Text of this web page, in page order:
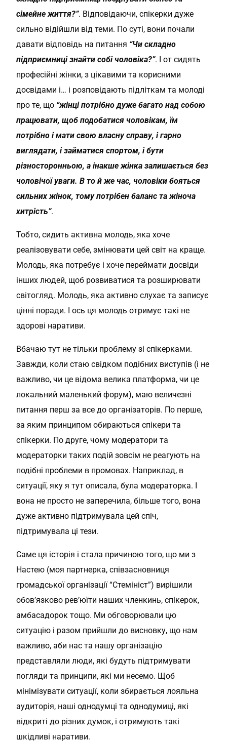
сімейне життя?”. Відповідаючи, спікерки дуже
сильно відійшли від теми. По суті, вони почали
давати відповідь на питання “Чи складно
підприємниці знайти собі чоловіка?”. І от сидять
професійні жінки, з цікавими та корисними
досвідами і… і розповідають підліткам та молоді
про те, що “жінці потрібно дуже багато над собою
працювати, щоб подобатися чоловікам, їм
потрібно і мати свою власну справу, і гарно
виглядати, і займатися спортом, і бути
різносторонньою, а інакше жінка залишається без
чоловічої уваги. В то й же час, чоловіки бояться
сильних жінок, тому потрібен баланс та жіноча
хитрість”.
Тобто, сидить активна молодь, яка хоче
реалізовувати себе, змінювати цей світ на краще.
Молодь, яка потребує і хоче переймати досвіди
інших людей, щоб розвиватися та розширювати
світогляд. Молодь, яка активно слухає та записує
цінні поради. І ось ця молодь отримує такі не
здорові наративи.
Вбачаю тут не тільки проблему зі спікерками.
Завжди, коли стаю свідком подібних виступів (і не
важливо, чи це відома велика платформа, чи це
локальний маленький форум), маю величезні
питання перш за все до організаторів. По перше,
за яким принципом обираються спікери та
спікерки. По друге, чому модератори та
модераторки таких подій зовсім не реагують на
подібні проблеми в промовах. Наприклад, в
ситуації, яку я тут описала, була модераторка. І
вона не просто не заперечила, більше того, вона
дуже активно підтримувала цей спіч,
підтримувала ці тези.
Саме ця історія і стала причиною того, що ми з
Настею (моя партнерка, співзасновниця
громадської організації “Стемініст”) вирішили
обов’язково рев’юїти наших членкинь, спікерок,
амбасадорок тощо. Ми обговорювали цю
ситуацію і разом прийшли до висновку, що нам
важливо, аби нас та нашу організацію
представляли люди, які будуть підтримувати
погляди та принципи, які ми несемо. Щоб
мінімізувати ситуації, коли збирається лояльна
аудиторія, наші однодумці та однодумиці, які
відкриті до різних думок, і отримують такі
шкідливі наративи.